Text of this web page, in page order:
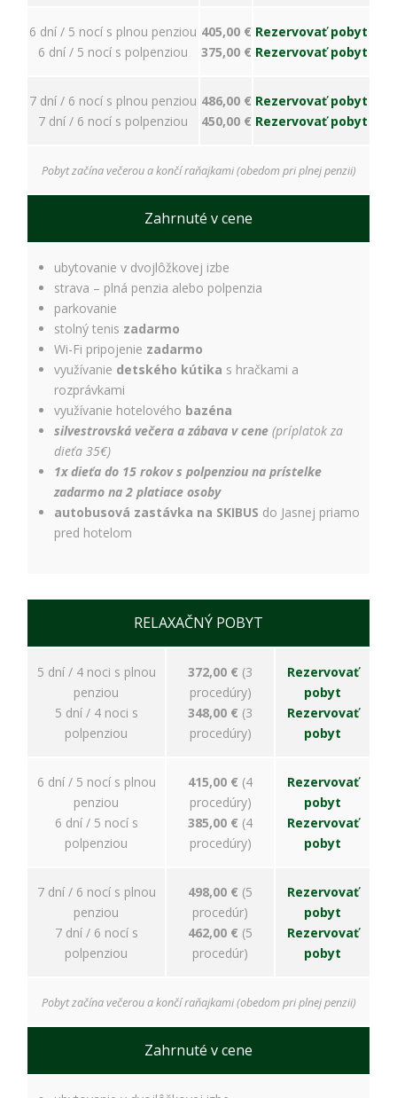
6 dní / 5 nocí s plnou penziou
6 dní / 5 nocí s polpenziou
405,00 €
375,00 €
Rezervovať pobyt
Rezervovať pobyt
7 dní / 6 nocí s plnou penziou
7 dní / 6 nocí s polpenziou
486,00 €
450,00 €
Rezervovať pobyt
Rezervovať pobyt
Pobyt začína večerou a končí raňajkami (obedom pri plnej penzii)
Zahrnuté v cene
ubytovanie v dvojlôžkovej izbe
strava – plná penzia alebo polpenzia
parkovanie
stolný tenis zadarmo
Wi-Fi pripojenie zadarmo
využívanie detského kútika s hračkami a
rozprávkami
využívanie hotelového bazéna
silvestrovská večera a zábava v cene (príplatok za
dieťa 35€)
1x dieťa do 15 rokov s polpenziou na prístelke
zadarmo na 2 platiace osoby
autobusová zastávka na SKIBUS do Jasnej priamo
pred hotelom
RELAXAČNÝ POBYT
5 dní / 4 noci s plnou
penziou
5 dní / 4 noci s
polpenziou
372,00 € (3
procedúry)
348,00 € (3
procedúry)
Rezervovať
pobyt
Rezervovať
pobyt
6 dní / 5 nocí s plnou
penziou
6 dní / 5 nocí s
polpenziou
415,00 € (4
procedúry)
385,00 € (4
procedúry)
Rezervovať
pobyt
Rezervovať
pobyt
7 dní / 6 nocí s plnou
penziou
7 dní / 6 nocí s
polpenziou
498,00 € (5
procedúr)
462,00 € (5
procedúr)
Rezervovať
pobyt
Rezervovať
pobyt
Pobyt začína večerou a končí raňajkami (obedom pri plnej penzii)
Zahrnuté v cene
stránka
správne
funkčnosti
webu; Právny
záujem
nám
porozumieť,
aby sme ju
zlepšovať.
cookies
informácie
Účel: analýza
návštevnosti,
návštevníka
Používateľská
spokojnosť
Aby naša
stránka počas
najlepšie. Ak
tieto súbory
cookie
odmietnete,
niektoré
webovej
stránky
zmiznú.
Používame
cookies na
zobrazovanie